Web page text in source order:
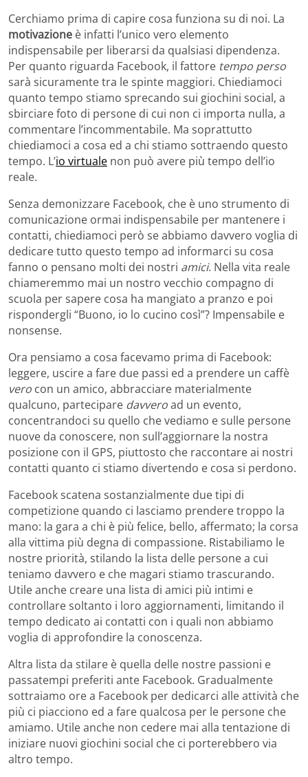
Cerchiamo prima di capire cosa funziona su di noi. La
motivazione è infatti l’unico vero elemento
indispensabile per liberarsi da qualsiasi dipendenza.
Per quanto riguarda Facebook, il fattore tempo perso
sarà sicuramente tra le spinte maggiori. Chiediamoci
quanto tempo stiamo sprecando sui giochini social, a
sbirciare foto di persone di cui non ci importa nulla, a
commentare l’incommentabile. Ma soprattutto
chiediamoci a cosa ed a chi stiamo sottraendo questo
tempo. L’io virtuale non può avere più tempo dell’io
reale.
Senza demonizzare Facebook, che è uno strumento di
comunicazione ormai indispensabile per mantenere i
contatti, chiediamoci però se abbiamo davvero voglia di
dedicare tutto questo tempo ad informarci su cosa
fanno o pensano molti dei nostri amici. Nella vita reale
chiameremmo mai un nostro vecchio compagno di
scuola per sapere cosa ha mangiato a pranzo e poi
rispondergli “Buono, io lo cucino così”? Impensabile e
nonsense.
Ora pensiamo a cosa facevamo prima di Facebook:
leggere, uscire a fare due passi ed a prendere un caffè
vero con un amico, abbracciare materialmente
qualcuno, partecipare davveroad un evento,
concentrandoci su quello che vediamo e sulle persone
nuove da conoscere, non sull’aggiornare la nostra
posizione con il GPS, piuttosto che raccontare ai nostri
contatti quanto ci stiamo divertendo e cosa si perdono.
Facebook scatena sostanzialmente due tipi di
competizione quando ci lasciamo prendere troppo la
mano: la gara a chi è più felice, bello, affermato; la corsa
alla vittima più degna di compassione. Ristabiliamo le
nostre priorità, stilando la lista delle persone a cui
teniamo davvero e che magari stiamo trascurando.
Utile anche creare una lista di amici più intimi e
controllare soltanto i loro aggiornamenti, limitando il
tempo dedicato ai contatti con i quali non abbiamo
voglia di approfondire la conoscenza.
Altra lista da stilare è quella delle nostre passioni e
passatempi preferiti ante Facebook. Gradualmente
sottraiamo ore a Facebook per dedicarci alle attività che
più ci piacciono ed a fare qualcosa per le persone che
amiamo. Utile anche non cedere mai alla tentazione di
iniziare nuovi giochini social che ci porterebbero via
altro tempo.